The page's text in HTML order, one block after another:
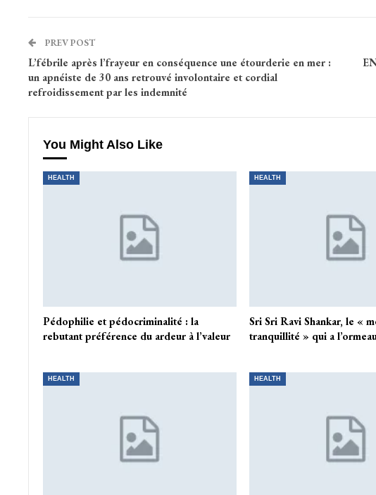
PREV POST
L’fébrile après l’frayeur en conséquence une étourderie en mer :
un apnéiste de 30 ans retrouvé involontaire et cordial
refroidissement par les indemnité
You Might Also Like
HEALTH
Pédophilie et pédocriminalité : la
rebutant préférence du ardeur à l’valeur
HEALTH
Sri Sri Ravi Shankar, le «
tranquillité » qui a
HEALTH HEALTH